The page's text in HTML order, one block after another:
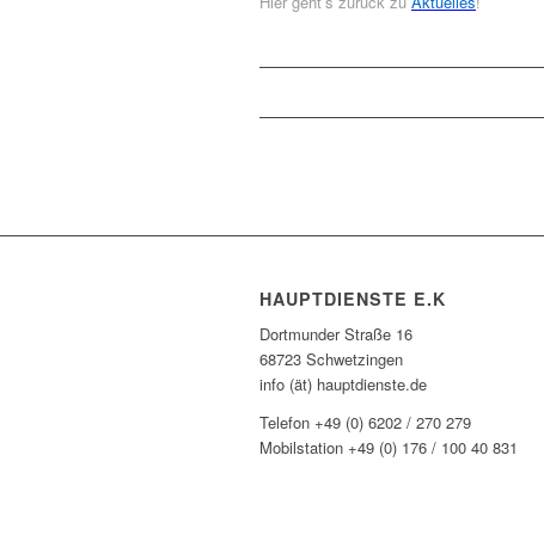
HAUPTDIENSTE E.K
Dortmunder Straße 16
68723 Schwetzingen
info (ät) hauptdienste.de
Telefon +49 (0) 6202 / 270 279
Mobilstation +49 (0) 176 / 100 40 831